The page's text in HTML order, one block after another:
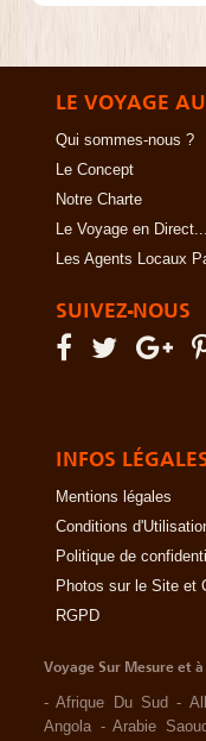
LE VOYAGE
Qui sommes-nous ?
Le Concept
Notre Charte
Le Voyage en
Les Agents Locaux
SUIVEZ-NOUS
INFOS
Mentions légales
Conditions
Politique de
Photos sur le Site et
RGPD
Voyage Sur Mesure et à
-Afrique Du Sud -
Angola -Arabie